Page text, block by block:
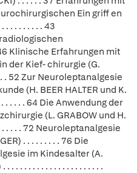
Ein griff en
. . . . . . . . . 43
Klinische Erfahrungen mit
der Kief- chirurgie (G.
. . 52 Zur Neuroleptanalgesie
(H. BEER HALTER und K.
. . . . . . 64 Die Anwendung der
(L. GRABOW und H.
. . . . . . 72 Neuroleptanalgesie
. . . . . . . . . 76 Die
im Kindesalter (A.
. . . . . . . . . . . . . . . . . . . . .